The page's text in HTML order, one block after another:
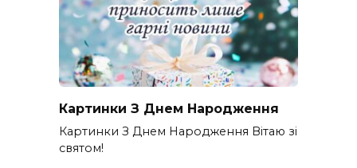
Картинки З Днем Народження
Картинки З Днем Народження Вітаю зі
святом!